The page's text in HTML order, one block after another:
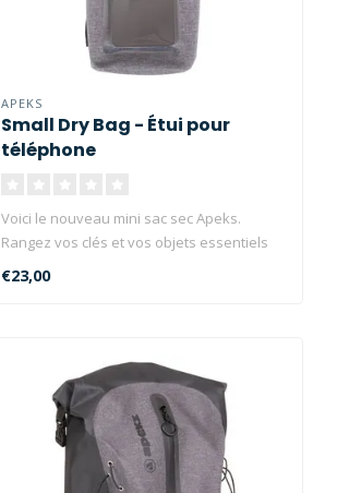
APEKS
Small Dry Bag - Étui pour
téléphone
Voici le nouveau mini sac sec Apeks.
Rangez vos clés et vos objets essentiels
d..
€23,00